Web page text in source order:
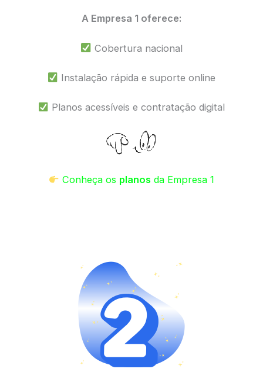
A Empresa 1 oferece:
Cobertura nacional
Instalação rápida e suporte online
Planos acessíveis e contratação digital
Conheça os planos da Empresa 1